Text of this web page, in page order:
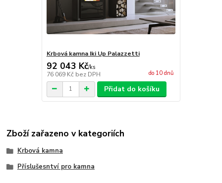
Krbová kamna Iki Up Palazzetti
92 043 Kč/ks
76 069 Kč bez DPH do 10 dnů
Přidat do košíku
Zboží zařazeno v kategoriích
Krbová kamna
Příslušesntví pro kamna